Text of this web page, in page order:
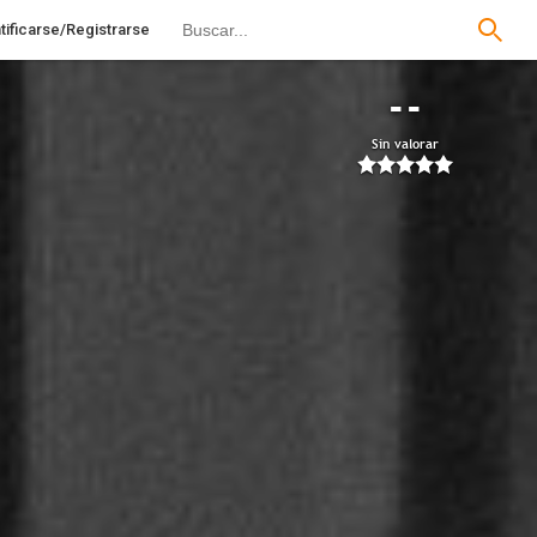
Registrarse
--
Sin valorar